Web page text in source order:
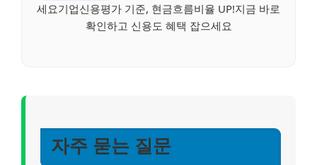
세요기업신용평가 기준, 현금흐름비율 UP!지금 바로
확인하고 신용도 혜택 잡으세요
자주 묻는 질문